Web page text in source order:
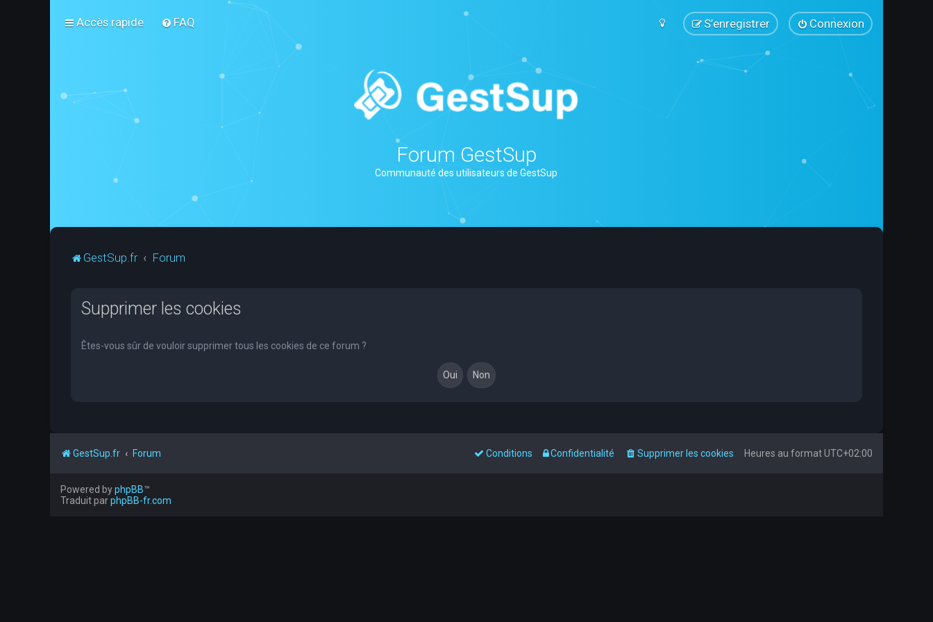
Accès rapide FAQ Connexion
S’enregistrer
Forum GestSup
Communauté des utilisateurs de GestSup
GestSup.fr Forum
Supprimer les cookies
Êtes-vous sûr de vouloir supprimer tous les cookies de ce forum ?
GestSup.fr Forum Heures au formatUTC+02:00
Supprimer les cookies
Confidentialité
Conditions
Powered byphpBB™
Traduit parphpBB-fr.com